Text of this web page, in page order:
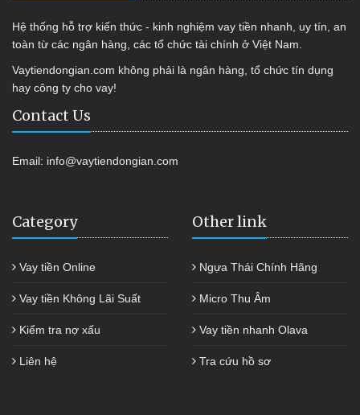
Hệ thống hỗ trợ kiến thức - kinh nghiệm vay tiền nhanh, uy tín, an
toàn từ các ngân hàng, các tổ chức tài chính ở Việt Nam.
Vaytiendongian.com không phải là ngân hàng, tổ chức tín dụng
hay công ty cho vay!
Contact Us
Email: info@vaytiendongian.com
Category
Vay tiền Online
Vay tiền Không Lãi Suất
Kiểm tra nợ xấu
Liên hệ
Other link
Ngựa Thái Chính Hãng
Micro Thu Âm
Vay tiền nhanh Olava
Tra cứu hồ sơ